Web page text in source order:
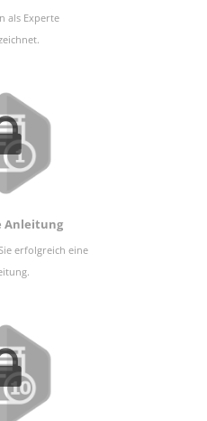
als Experte
Anleitung
erfolgreich eine